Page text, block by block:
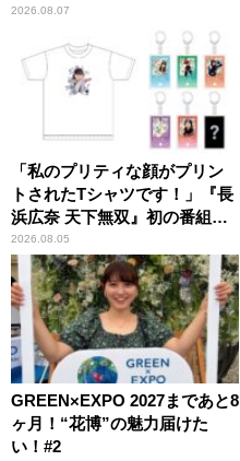
ー昼ズ』
2026.08.07
「私のプリティな顔がプリン
トされたTシャツです！」『長
浜広奈 天下無双』初の番組グ
ッズ発売
2026.08.05
GREEN×EXPO 2027まであと8
ヶ月！“花博”の魅力届けた
い！#2